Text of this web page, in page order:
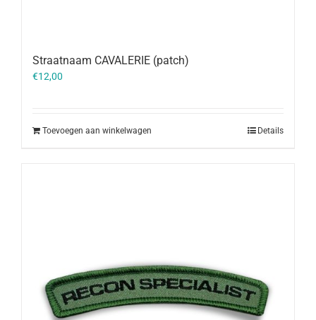
Straatnaam CAVALERIE (patch)
€12,00
Toevoegen aan winkelwagen Details